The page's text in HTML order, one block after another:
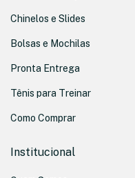
Chinelos e Slides
Bolsas e Mochilas
Pronta Entrega
Tênis para Treinar
Como Comprar
Institucional